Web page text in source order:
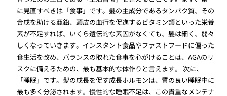
に見直すべきは「食事」です。髪の主成分であるタンパク質、その
合成を助ける亜鉛、頭皮の血行を促進するビタミン類といった栄養
素が不足すれば、いくら遺伝的な素因がなくても、髪は細く、弱々
しくなっていきます。インスタント食品やファストフードに偏った
食生活を改め、バランスの取れた食事を心がけることは、AGAのリ
スクに備えるための、最も基本的な体作りと言えます。 次に、
「睡眠」です。髪の成長を促す成長ホルモンは、質の良い睡眠中に
最も多く分泌されます。慢性的な睡眠不足は、この貴重なメンテナ